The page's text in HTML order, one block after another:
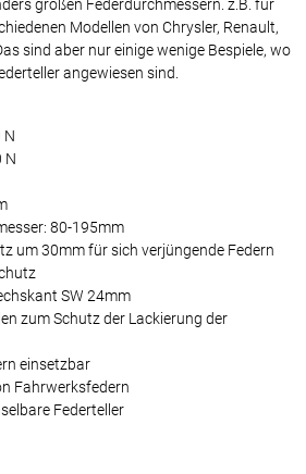
großen Federdurchmessern. z.B. für
Modellen von Chrysler, Renault,
sind aber nur einige wenige Bespiele, wo
angewiesen sind.
N
N
80-195mm
um 30mm für sich verjüngende Federn
SW 24mm
zum Schutz der Lackierung der
einsetzbar
Fahrwerksfedern
Federteller